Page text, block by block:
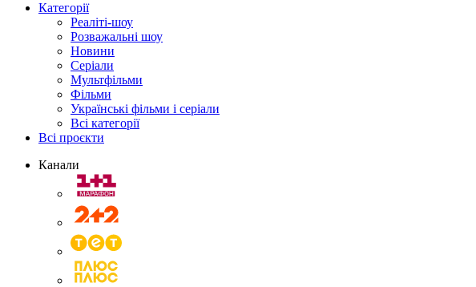
Категорії
Реаліті-шоу
Розважальні шоу
Новини
Серіали
Мультфільми
Фільми
Українські фільми і серіали
Всі категорії
Всі проєкти
Канали